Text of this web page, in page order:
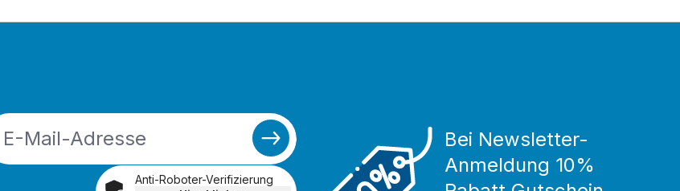
Anti-Roboter-Verifizierung
Bei Newsletter-
Anmeldung 10%